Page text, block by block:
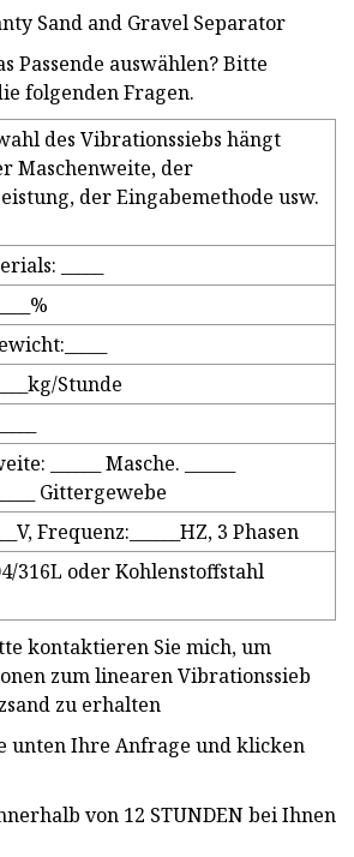
Passende auswählen? Bitte
folgenden Fragen.
des Vibrationssiebs hängt
Maschenweite, der
der Eingabemethode usw.
_____
Stunde
______ Masche. ______
Gittergewebe
Frequenz:______HZ, 3 Phasen
316L oder Kohlenstoffstahl
kontaktieren Sie mich, um
zum linearen Vibrationssieb
zu erhalten
unten Ihre Anfrage und klicken
von 12 STUNDEN bei Ihnen